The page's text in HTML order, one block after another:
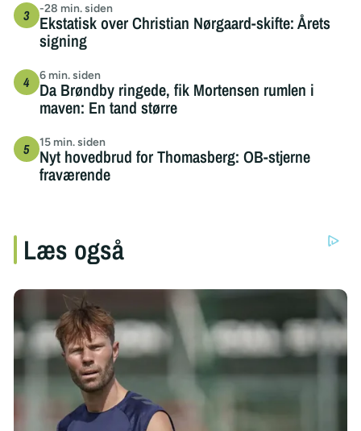
-28 min. siden
Ekstatisk over Christian Nørgaard-skifte: Årets
signing
6 min. siden
Da Brøndby ringede, fik Mortensen rumlen i
maven: En tand større
15 min. siden
Nyt hovedbrud for Thomasberg: OB-stjerne
fraværende